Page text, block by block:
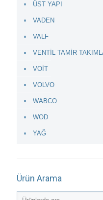
ÜST YAPI
VADEN
VALF
VENTİL TAMİR
VOİT
VOLVO
WABCO
WOD
YAĞ
Ürün Arama